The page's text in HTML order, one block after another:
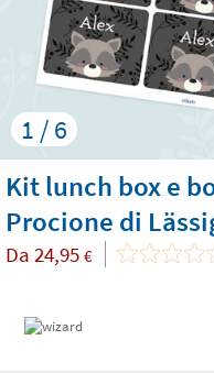
1 / 6
Kit lunch box e
Procione di
Da 24,95 €